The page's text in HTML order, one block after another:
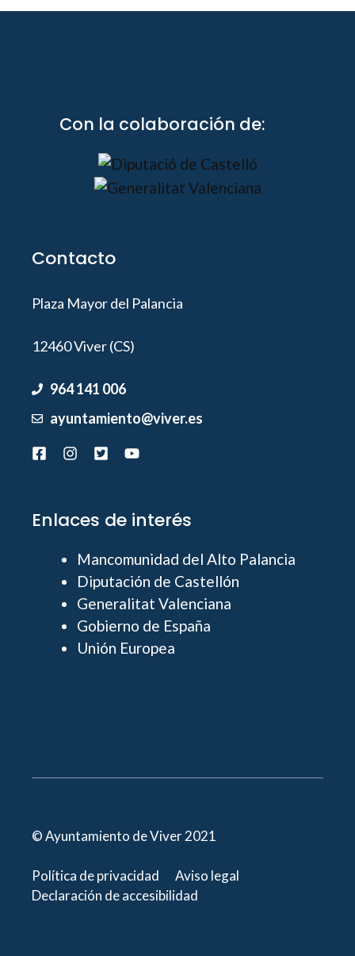
Con la colaboración de:
Contacto
Plaza Mayor del Palancia
12460 Viver (CS)
964 141 006
ayuntamiento@viver.es
Enlaces de interés
Mancomunidad del Alto Palancia
Diputación de Castellón
Generalitat Valenciana
Gobierno de España
Unión Europea
© Ayuntamiento de Viver 2021
Política de privacidad
Aviso legal
Declaración de accesibilidad